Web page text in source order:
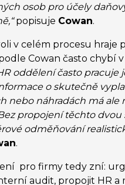
osob pro účely
popisuje Cowan.
v celém procesu hraje
Cowan často chybí
oddělení často pracuje
o skutečně
nebo náhradách má ale
propojení těchto dvou
​​odměňování
.
pro firmy tedy zní:
audit, propojit HR a